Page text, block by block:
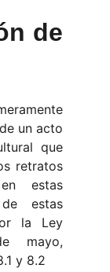
de
un acto
que
retratos
estas
estas
la Ley
mayo,
y 8.2